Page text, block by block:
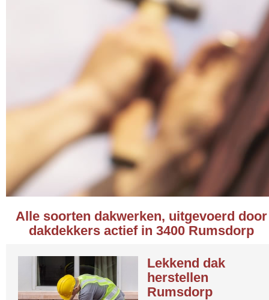
Alle soorten dakwerken, uitgevoerd door
dakdekkers actief in 3400 Rumsdorp
Lekkend dak
herstellen
Rumsdorp